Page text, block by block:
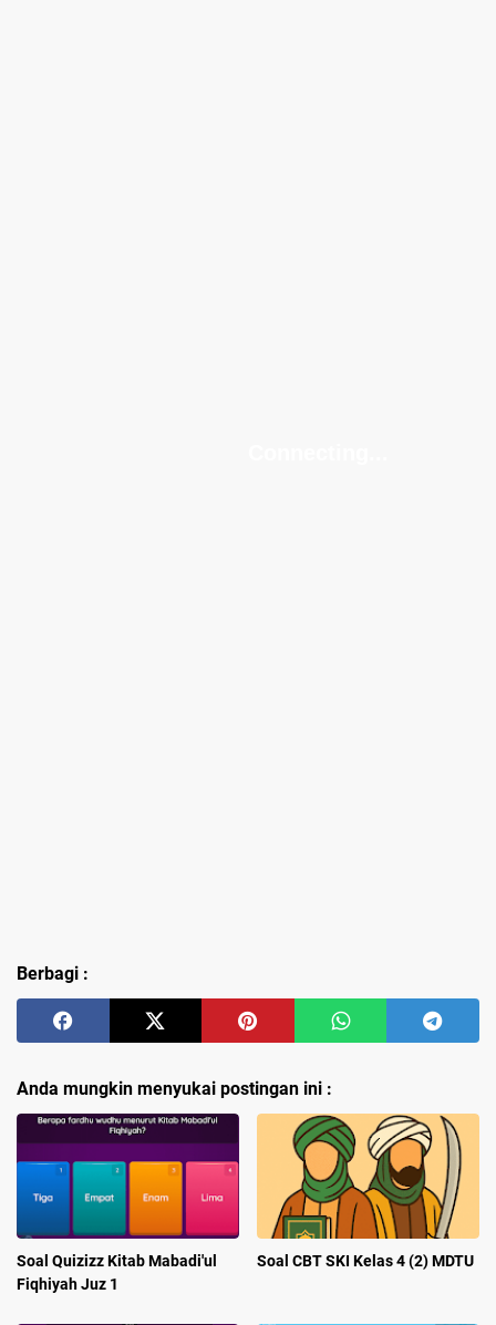
Berbagi :
Anda mungkin menyukai postingan ini :
Soal Quizizz Kitab Mabadi'ul
Fiqhiyah Juz 1
Soal CBT SKI Kelas 4 (2) MDTU